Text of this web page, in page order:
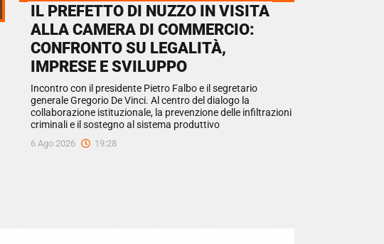
IL PREFETTO DI NUZZO IN VISITA
ALLA CAMERA DI COMMERCIO:
CONFRONTO SU LEGALITÀ,
IMPRESE E SVILUPPO
Incontro con il presidente Pietro Falbo e il segretario
generale Gregorio De Vinci. Al centro del dialogo la
collaborazione istituzionale, la prevenzione delle infiltrazioni
criminali e il sostegno al sistema produttivo
6 Ago 2026 19:28